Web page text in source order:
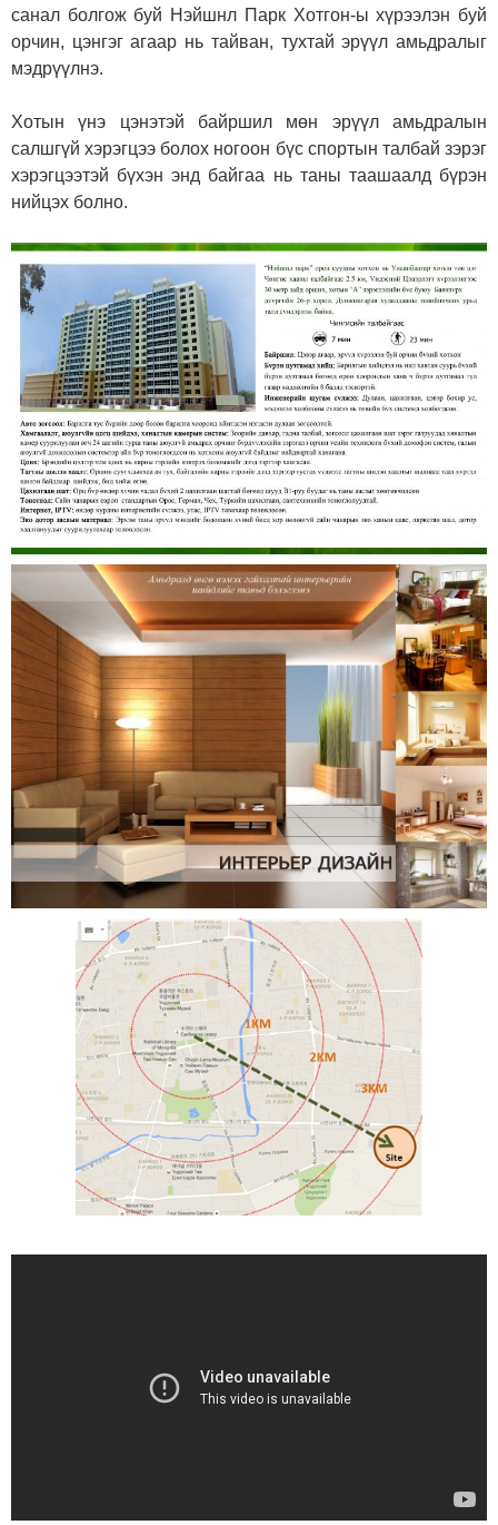
санал болгож буй Нэйшнл Парк Хотгон-ы хүрээлэн буй
орчин, цэнгэг агаар нь тайван, тухтай эрүүл амьдралыг
мэдрүүлнэ.
Хотын үнэ цэнэтэй байршил мөн эрүүл амьдралын
салшгүй хэрэгцээ болох ногоон бүс спортын талбай зэрэг
хэрэгцээтэй бүхэн энд байгаа нь таны таашаалд бүрэн
нийцэх болно.